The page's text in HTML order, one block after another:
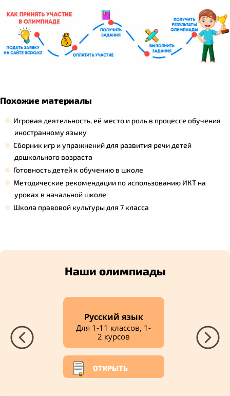
Похожие материалы
Игровая деятельность, её место и роль в процессе обучения
иностранному языку
Сборник игр и упражнений для развития речи детей
дошкольного возраста
Готовность детей к обучению в школе
Методические рекомендации по использованию ИКТ на
уроках в начальной школе
Школа правовой культуры для 7 класса
Наши олимпиады
Русский язык
Для 1-11 классов, 1-
2 курсов
ОТКРЫТЬ